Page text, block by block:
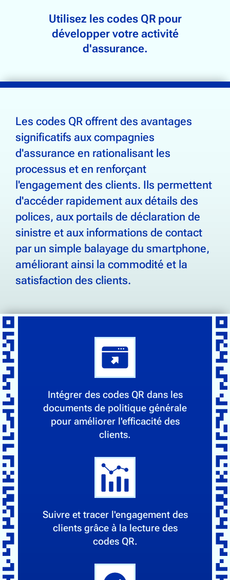
Breuvages & Boissons
Électronique
Chaussures & Vêtements
Maison & Jardin
Communauté
À propos de QR Squared
Nous contacter
Utilisez les codes QR pour
développer votre activité
d'assurance.
Les codes QR offrent des avantages
significatifs aux compagnies
d'assurance en rationalisant les
processus et en renforçant
l'engagement des clients. Ils permettent
d'accéder rapidement aux détails des
polices, aux portails de déclaration de
sinistre et aux informations de contact
par un simple balayage du smartphone,
améliorant ainsi la commodité et la
satisfaction des clients.
Intégrer des codes QR dans les
documents de politique générale
pour améliorer l'efficacité des
clients.
Suivre et tracer l'engagement des
clients grâce à la lecture des
codes QR.